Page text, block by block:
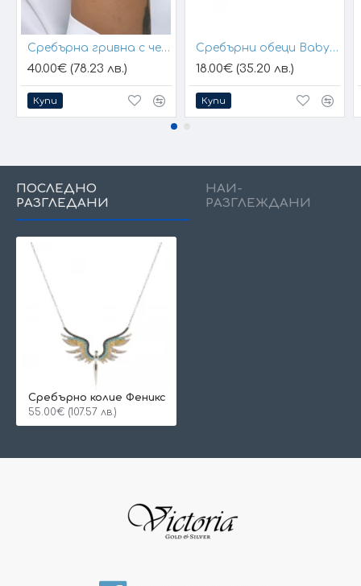
Сребърна гривна с черен конец и позлатени топчета
40.00€ (78.23 лв.)
Купи
Сребърни обеци Baby Hands
18.00€ (35.20 лв.)
Купи
ПОСЛЕДНО
РАЗГЛЕДАНИ
НАЙ-
РАЗГЛЕЖДАНИ
Сребърно колие Феникс
55.00€ (107.57 лв.)